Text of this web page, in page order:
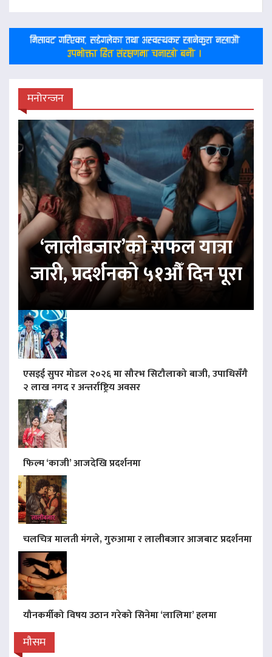
मनोरन्जन
‘लालीबजार’को सफल यात्रा
जारी, प्रदर्शनको ५१औँ दिन पूरा
एसइई सुपर मोडल २०२६ मा सौरभ सिटौलाको बाजी, उपाधिसँगै
२ लाख नगद र अन्तर्राष्ट्रिय अवसर
फिल्म ‘काजी’ आजदेखि प्रदर्शनमा
चलचित्र मालती मंगले, गुरुआमा र लालीबजार आजबाट प्रदर्शनमा
यौनकर्मीको विषय उठान गरेको सिनेमा ‘लालिमा’ हलमा
मौसम